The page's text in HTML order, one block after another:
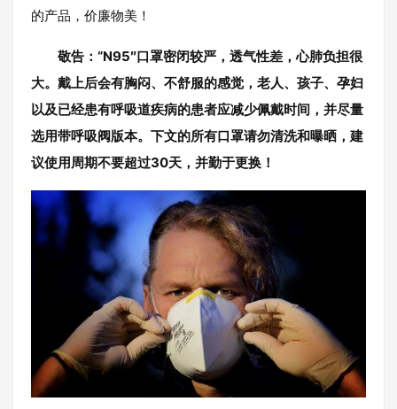
的产品，价廉物美！
敬告：“N95″口罩密闭较严，透气性差，心肺负担很
大。戴上后会有胸闷、不舒服的感觉，老人、孩子、孕妇
以及已经患有呼吸道疾病的患者应减少佩戴时间，并尽量
选用带呼吸阀版本。下文的所有口罩请勿清洗和曝晒，建
议使用周期不要超过30天，并勤于更换！